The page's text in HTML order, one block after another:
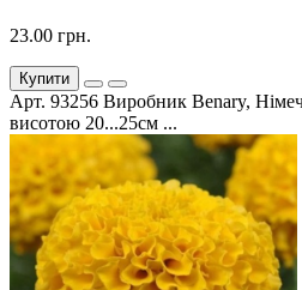
23.00 грн.
Купити
Арт. 93256 Виробник Benary,
висотою 20...25см ...